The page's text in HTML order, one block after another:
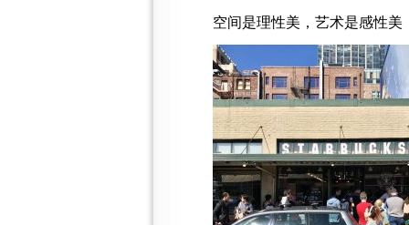
空间是理性美，艺术是感性美